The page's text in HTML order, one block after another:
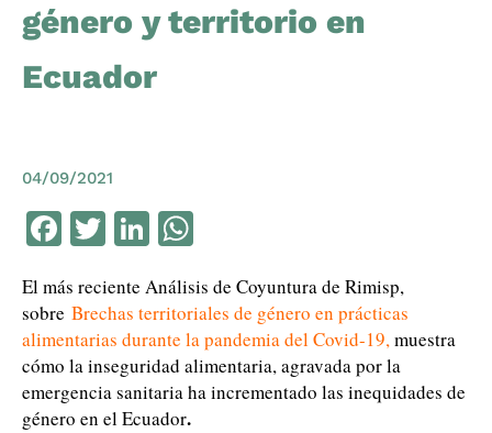
género y territorio en
Ecuador
04/09/2021
Facebook
TwitterLinkedIn
El más reciente Análisis de Coyuntura de Rimisp,
sobre Brechas territoriales de género en prácticas
alimentarias durante la pandemia del Covid-19,muestra
cómo la inseguridad alimentaria, agravada por la
emergencia sanitaria ha incrementado las inequidades de
género en el Ecuador.